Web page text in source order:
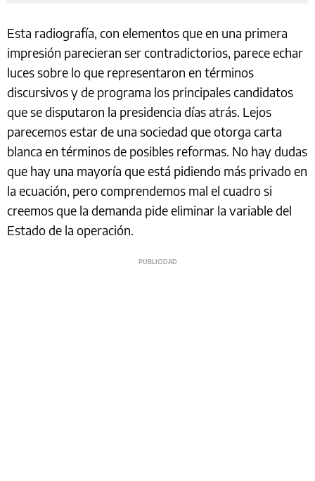
Esta radiografía, con elementos que en una primera
impresión parecieran ser contradictorios, parece echar
luces sobre lo que representaron en términos
discursivos y de programa los principales candidatos
que se disputaron la presidencia días atrás. Lejos
parecemos estar de una sociedad que otorga carta
blanca en términos de posibles reformas. No hay dudas
que hay una mayoría que está pidiendo más privado en
la ecuación, pero comprendemos mal el cuadro si
creemos que la demanda pide eliminar la variable del
Estado de la operación.